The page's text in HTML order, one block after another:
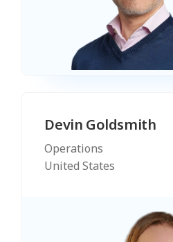
Devin Goldsmith
Operations
United States